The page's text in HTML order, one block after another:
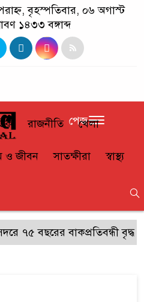
বৃহস্পতিবার, ০৬ অগাস্ট
১৪৩৩ বঙ্গাব্দ
রাজনীতি খেলা
ও জীবন সাতক্ষীরা স্বাস্থ্য
পেজ
৭৫ বছরের বাকপ্রতিবন্ধী বৃদ্ধ